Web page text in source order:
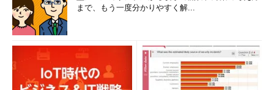
まで、もう一度分かりやすく解...